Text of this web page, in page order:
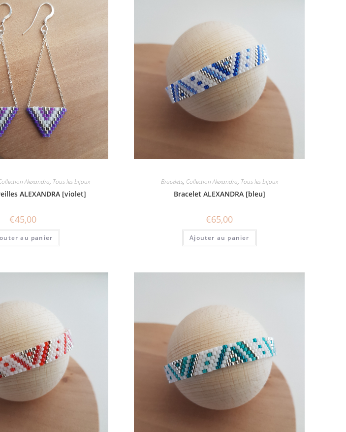
Alexandra, Tous les bijoux
ALEXANDRA [violet]
€45,00
au panier
Bracelets, Collection Alexandra, Tous les bijoux
Bracelet ALEXANDRA [bleu]
€65,00
Ajouter au panier